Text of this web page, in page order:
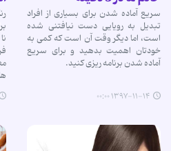
سریع آماده شدن برای بسیاری از افراد
تبدیل به رویایی دست نیافتنی شده
است، اما دیگر وقت آن است که کمی به
خودتان اهمیت بدهید و برای سریع
آماده شدن برنامه ریزی کنید.
۱۳۹۷-۱۱-۱۴ ۰۰:۰۰